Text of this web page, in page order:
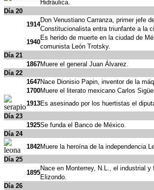
Hidráulica.
Día 20
1914
Don Venustiano Carranza, primer jefe
Constitucionalista entra triunfante a la
1940
Es herido de muerte en la ciudad de
comunista León Trotsky.
Día 21
1867Muere el general Juan Álvarez.
Día 22
1647Nace Dionisio Papin, inventor de la
1700Muere el literato mexicano Carlos
1913Es asesinado por los huertistas el
Día 23
1925Se funda el Banco de México.
Día 24
1842Muere la heroína de la independencia
Día 25
1895
Nace en Monterrey, N.L., el industrial y
Elizondo.
Día 26